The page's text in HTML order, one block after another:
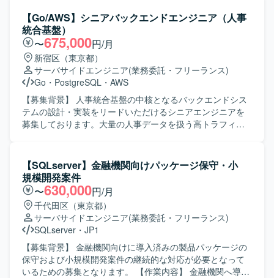
に直結する領域において、データ連携基盤の中核を担う運
用保守業務に携わることができます。ETL/EAIツールやジョ
ブ管理ツールなどの運用スキルに加え、クラウド型データ
ウェアハウスとの連携知識を習得・強化できる環境です。
長期的なプロジェクトで腰を据えて経験を積むことができ
ます。 【開発環境】 ETL/EAIツール（ASTERIA Warp
等）、SQLを用いたデータベース、SVNまたはGitによる構
成管理、Backlogによるタスク・情報管理、Senjuなどのジ
ョブ管理ツール、Snowflakeなどクラウド型データウェアハ
ウスとの連携環境を利用しております。
行に先立ち、基盤システムに対する負荷テスト・性能テス
トの計画立案やテスト仕様書（テストケース）の作成を行
っていただきます。大量のAPI呼び出しを想定したシナリオ
に基づき、Jmeterなどの負荷ツールを用いたテスト実行お
よび結果の整理・分析、改善提案までを担当していただき
ます。その後、テスト結果を踏まえた移行作業の支援や関
連する技術検証にも携わっていただきます。 【求める人物
像】 テスト計画から実行までを主体的にリードし、関係者
と連携しながら課題やリスクを整理できる方を求めており
ます。負荷テストの結果からボトルネックを論理的に分析
システムに対する仮想サーバー移行と負荷テストに一貫し
て携わることで、クラウド環境における性能検証や移行プ
ロジェクトのノウハウを習得していただけます。IBMCloud
環境での実務経験や、APIを用いた大規模な負荷テスト経験
を積むことで、今後のインフラ・テストエンジニアとして
の市場価値向上が期待できます。 【開発環境】 IBMCloud
上の仮想サーバー環境を対象とし、負荷テストツールとし
てJmeterを利用してテスト計画・実施を行っていただきま
す。
【Go/AWS】シニアバックエンドエンジニア（人事
統合基盤）
〜675,000円/月
新宿区（東京都）
サーバサイドエンジニア(業務委託・フリーランス)
Go ・ PostgreSQL ・ AWS
【募集背景】 人事統合基盤の中核となるバックエンドシス
テムの設計・実装をリードいただけるシニアエンジニアを
募集しております。大量の人事データを扱う高トラフィッ
のバックエンドAPI設計・実装（高トラフィック・大規模デ
ータ対応）を行っていただきます。Webhookなどの到達保
証を伴う非同期連携を含むマイクロサービス間連携の設
計・実装を担当していただきます。SQSやEventBridgeなど
を用いたメッセージキュー・イベント駆動アーキテクチャ
の導入を進めていただきます。10万件規模のCSV入出力な
ど、大量データを扱う非同期Worker構成の設計・実装を行
っていただきます。AWS環境におけるECS、RDS、
ElastiCache、SQSなどを利用したインフラ構築・運用を担
当していただきます。パフォーマンスチューニングや負荷
【SQLserver】金融機関向けパッケージ保守・小
規模開発案件
〜630,000円/月
千代田区（東京都）
サーバサイドエンジニア(業務委託・フリーランス)
SQLserver ・ JP1
【募集背景】 金融機関向けに導入済みの製品パッケージの
保守および小規模開発案件の継続的な対応が必要となって
いるための募集となります。 【作業内容】 金融機関へ導入